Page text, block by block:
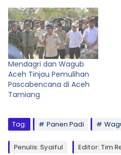
Mendagri dan Wagub
Aceh Tinjau Pemulihan
Pascabencana di Aceh
Tamiang
Tag: Panen Padi
Penulis: Syaiful Editor: Tim